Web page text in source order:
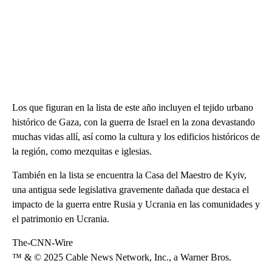
Los que figuran en la lista de este año incluyen el tejido urbano
histórico de Gaza, con la guerra de Israel en la zona devastando
muchas vidas allí, así como la cultura y los edificios históricos de
la región, como mezquitas e iglesias.
También en la lista se encuentra la Casa del Maestro de Kyiv,
una antigua sede legislativa gravemente dañada que destaca el
impacto de la guerra entre Rusia y Ucrania en las comunidades y
el patrimonio en Ucrania.
The-CNN-Wire
™ & © 2025 Cable News Network, Inc., a Warner Bros.